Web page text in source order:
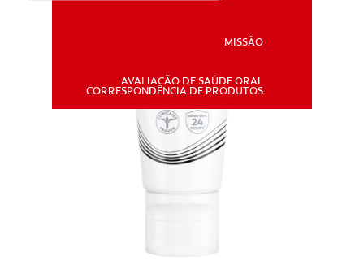
AVALIAÇÃO DE SAÚDE ORAL
CORRESPONDÊNCIA DE PRODUTOS
MISSÃO
AVALIAÇÃO DE SAÚDE ORAL
CORRESPONDÊNCIA DE PRODUTOS